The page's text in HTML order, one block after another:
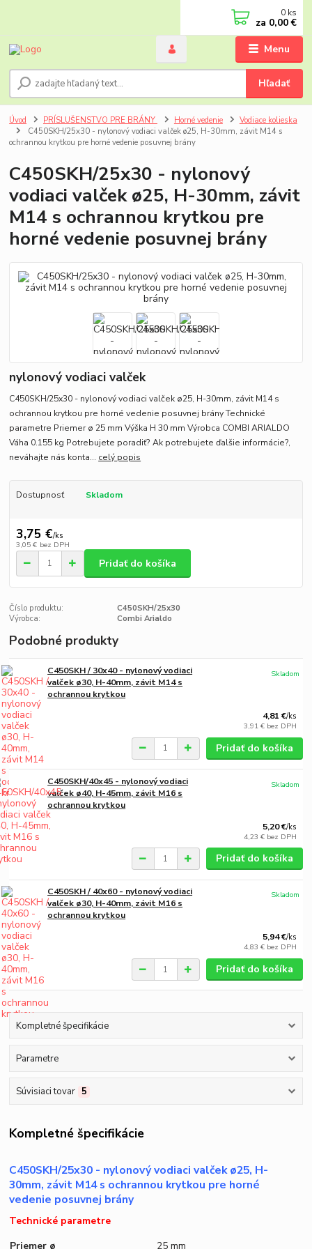
Menu
Hľadať
0 ks
za 0,00 €
Úvod PRÍSLUŠENSTVO PRE BRÁNY Horné vedenie
Vodiace kolieska
C450SKH/25x30 - nylonový vodiaci valček ø25, H-30mm, závit M14 s
ochrannou krytkou pre horné vedenie posuvnej brány
C450SKH/25x30 - nylonový
vodiaci valček ø25, H-30mm, závit
M14 s ochrannou krytkou pre
horné vedenie posuvnej brány
nylonový vodiaci valček
C450SKH/25x30 - nylonový vodiaci valček ø25, H-30mm, závit M14 s
ochrannou krytkou pre horné vedenie posuvnej brány Technické
parametre Priemer ø 25 mm Výška H 30 mm Výrobca COMBI ARIALDO
Váha 0.155 kg Potrebujete poradiť? Ak potrebujete ďalšie informácie?,
neváhajte nás konta... celý popis
Dostupnosť Skladom
3,75 €/ks
3,05 € bez DPH
Pridať do košíka
Číslo produktu:
C450SKH/25x30
Výrobca:
Combi Arialdo
Podobné produkty
C450SKH / 30x40 - nylonový vodiaci
valček ø30, H-40mm, závit M14 s
ochrannou krytkou
4,81 €/ks
3,91 € bez DPH
Skladom
Pridať do košíka
C450SKH/40x45 - nylonový vodiaci
valček ø40, H-45mm, závit M16 s
ochrannou krytkou
5,20 €/ks
4,23 € bez DPH
Skladom
Pridať do košíka
C450SKH / 40x60 - nylonový vodiaci
valček ø30, H-40mm, závit M16 s
ochrannou krytkou
5,94 €/ks
4,83 € bez DPH
Skladom
Pridať do košíka
Kompletné špecifikácie
Parametre
Súvisiaci tovar 5
Kompletné špecifikácie
C450SKH/25x30 - nylonový vodiaci valček ø25, H-
30mm, závit M14 s ochrannou krytkou pre horné
vedenie posuvnej brány
Technické parametre
Priemer ø
25 mm